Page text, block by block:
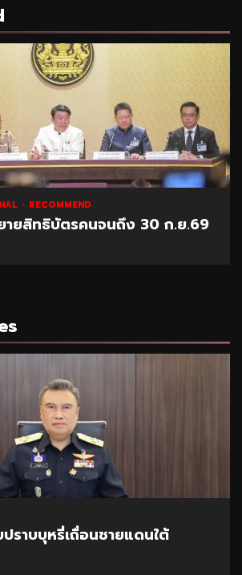
RECOMMEND
ายสิทธิบัตรคนจนถึง 30 ก.ย.69
ราบบุหรี่เถื่อนชายแดนใต้